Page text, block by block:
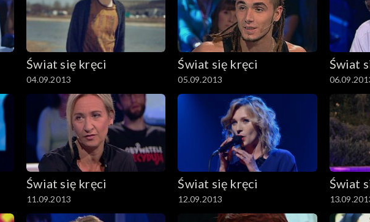
Świat się kręci
04.09.2013
Świat się kręci
05.09.2013
Świat
Świat się kręci
11.09.2013
Świat się kręci
12.09.2013
Świat